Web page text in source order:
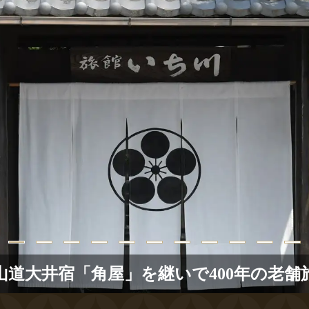
道大井宿「角屋」を継いで400年の老舗